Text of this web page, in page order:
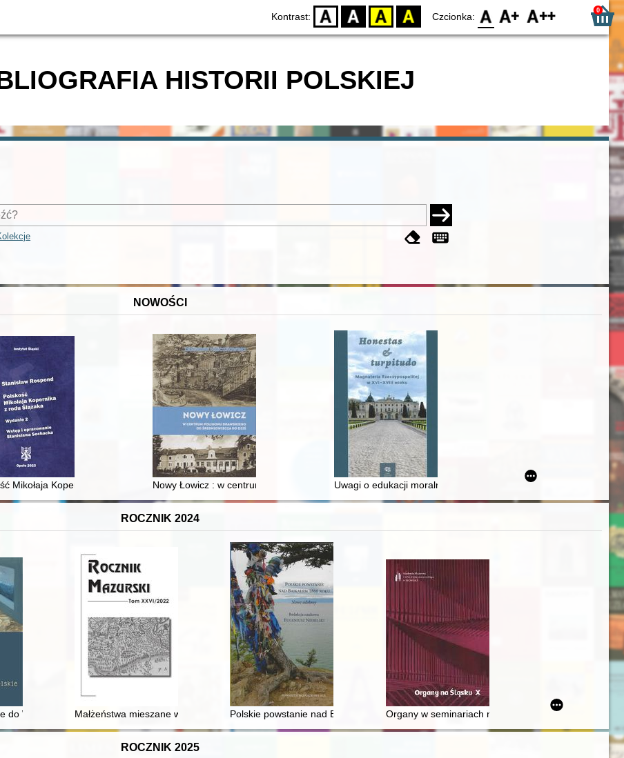
Kontrast: D BW YB BY Czcionka: F0 F1 F2 0
HISTORII POLSKIEJ
NOWOŚCI
i towarzyski lokalnego mieszczaństwa w 2. poł. XIX w
Mikołaja Kopernika z rodu ŚlązakaNowy Łowicz : w centrum poligonu drawskiego od średniowiecza do dziśUwagi o edukacji moralnej synów szlacheckich w XVI-wiecznej
ROCZNIK 2024
do Warszawy : Kazimierza Wiszniewskiego zwiedzanie muzeów, wystaw i pracowni innych artystów = Inspiring trips to Warsaw : Kazimierz
Małżeństwa mieszane w gminie Rozogi w okresie powojennymPolskie powstanie nad Bajkałem 1866 roku : nowe odsłonyOrgany w seminariach nauczycielskich na Górnym
ROCZNIK 2025